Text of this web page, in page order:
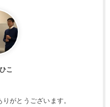
こ
がとうございます。